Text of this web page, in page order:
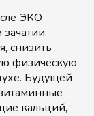
ЭКО
снизить
физическую
Будущей
кальций,